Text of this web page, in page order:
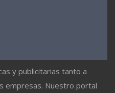
y publicitarias tanto a
empresas. Nuestro portal